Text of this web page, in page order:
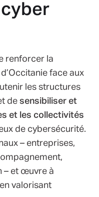
cyber
renforcer la
face aux
les structures
de sensibiliser et
et les collectivités
de cybersécurité.
– entreprises,
– et œuvre à
valorisant